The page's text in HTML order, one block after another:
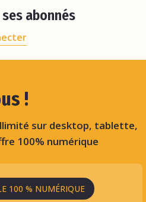
abonnés
!
sur desktop, tablette,
100% numérique
100 % NUMÉRIQUE